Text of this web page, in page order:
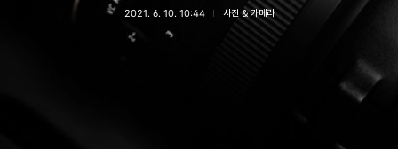
2021. 6. 10. 10:44 사진 & 카메라